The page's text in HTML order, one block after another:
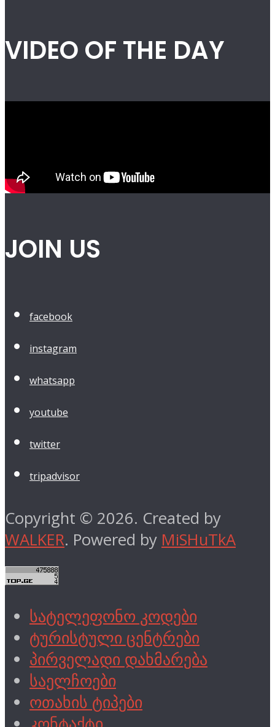
VIDEO OF THE DAY
JOIN US
facebook
instagram
whatsapp
youtube
twitter
tripadvisor
Copyright © 2026. Created by
WALKER. Powered by MiSHuTkA
სატელეფონო კოდები
ტურისტული ცენტრები
პირველადი დახმარება
საელჩოები
ოთახის ტიპები